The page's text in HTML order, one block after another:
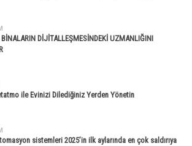
DİJİTALLEŞMESİNDEKİ UZMANLIĞINI
ile Evinizi Dilediğiniz Yerden Yönetin
sistemleri 2025’in ilk aylarında en çok saldırıya